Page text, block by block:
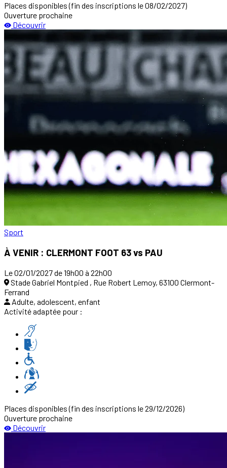
Places disponibles(fin des inscriptions le 08/02/2027)
Ouverture prochaine
Découvrir
Sport
À VENIR : CLERMONT FOOT 63 vs PAU
Le 02/01/2027 de 19h00 à 22h00
Stade Gabriel Montpied , Rue Robert Lemoy, 63100 Clermont-
Ferrand
Adulte, adolescent, enfant
Activité adaptée pour :
Places disponibles(fin des inscriptions le 29/12/2026)
Ouverture prochaine
Découvrir